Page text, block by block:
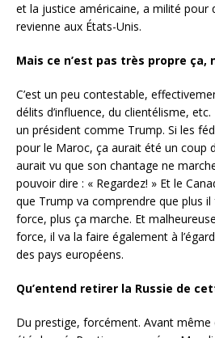
et la justice américaine, a milité pour
revienne aux États-Unis.
Mais ce n’est pas très propre ça,
C’est un peu contestable,
délits d’influence, du clientélisme,
un président comme Trump. Si les
pour le Maroc, ça aurait été un coup
aurait vu que son chantage ne
pouvoir dire : « Regardez! » Et le
que Trump va comprendre que plus
force, plus ça marche. Et
force, il va la faire également à
des pays européens.
Qu’entend retirer la Russie de
Du prestige, forcément. Avant même